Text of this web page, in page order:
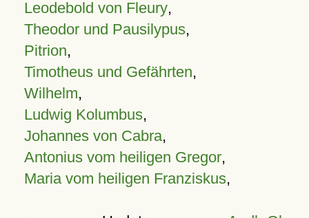
Leodebold von Fleury,
Theodor und Pausilypus,
Pitrion,
Timotheus und Gefährten,
Wilhelm,
Ludwig Kolumbus,
Johannes von Cabra,
Antonius vom heiligen Gregor,
Maria vom heiligen Franziskus,